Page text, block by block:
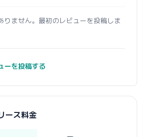
りません。最初のレビューを投稿しま
ーを投稿する
ース料金